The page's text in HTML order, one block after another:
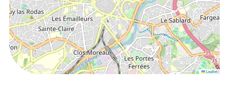
Leaflet